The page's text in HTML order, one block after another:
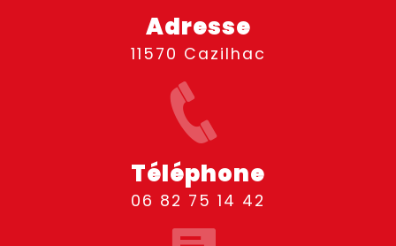
Adresse
11570 Cazilhac
Téléphone
06 82 75 14 42